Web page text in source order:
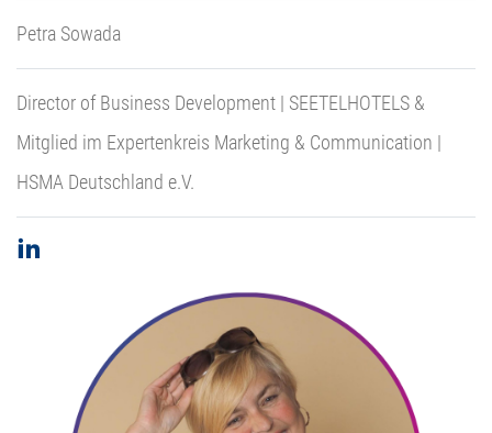
Petra Sowada
Director of Business Development | SEETELHOTELS &
Mitglied im Expertenkreis Marketing & Communication |
HSMA Deutschland e.V.